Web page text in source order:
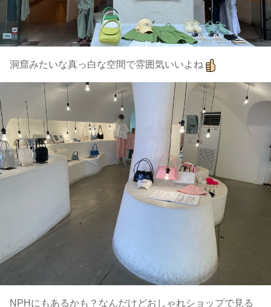
洞窟みたいな真っ白な空間で雰囲気いいよね
NPHにもあるかも？なんだけどおしゃれショップで見る